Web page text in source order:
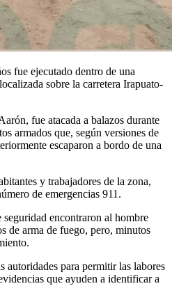
fue ejecutado dentro de una
sobre la carretera Irapuato-
fue atacada a balazos durante
armados que, según versiones de
escaparon a bordo de una
y trabajadores de la zona,
de emergencias 911.
encontraron al hombre
de arma de fuego, pero, minutos
autoridades para permitir las labores
que ayuden a identificar a